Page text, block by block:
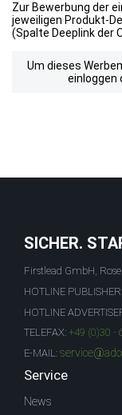
Zur Bewerbung der
jeweiligen Produkt-
(Spalte Deeplink der
Um dieses
einloggen
SICHER.
Firstlead GmbH,
HOTLINE PUBLISHER:
HOTLINE
TELEFAX: +49 (0)30 -
E-MAIL:
Service
News